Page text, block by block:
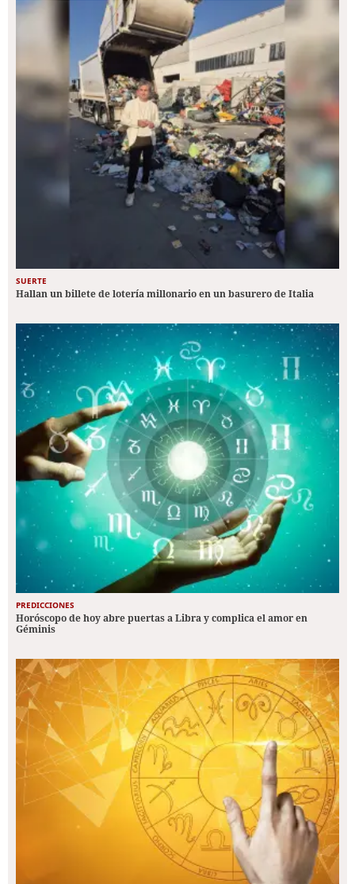
SUERTE
Hallan un billete de lotería millonario en un basurero de Italia
PREDICCIONES
Horóscopo de hoy abre puertas a Libra y complica el amor en
Géminis